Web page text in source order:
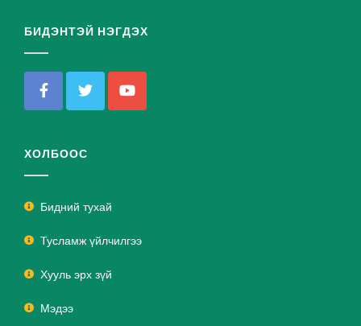
БИДЭНТЭЙ НЭГДЭХ
ХОЛБООС
Бидний тухай
Тусламж үйлчилгээ
Хууль эрх зүй
Мэдээ